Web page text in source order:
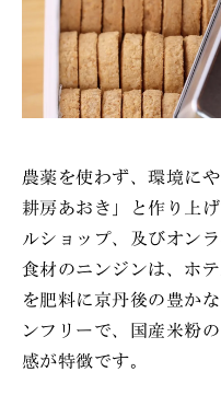
農薬を使わず、環境に
耕房あおき」と作り上
ルショップ、及びオン
食材のニンジンは、ホ
を肥料に京丹後の豊か
ンフリーで、国産米粉
感が特徴です。